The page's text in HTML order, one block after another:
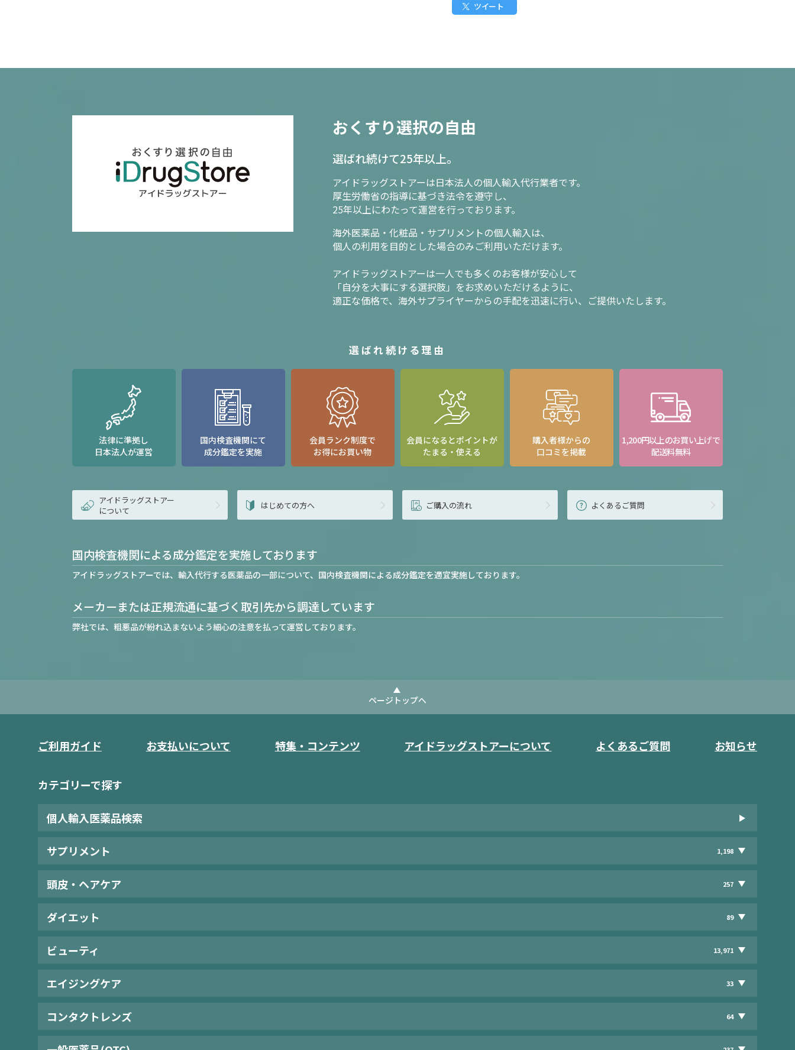
ツイート
おくすり選択の自由
選ばれ続けて25年以上。
アイドラッグストアーは日本法人の個人輸入代行業者です。
厚生労働省の指導に基づき法令を遵守し、
25年以上にわたって運営を行っております。
海外医薬品・化粧品・サプリメントの個人輸入は、
個人の利用を目的とした場合のみご利用いただけます。
アイドラッグストアーは一人でも多くのお客様が安心して
「自分を大事にする選択肢」をお求めいただけるように、
適正な価格で、海外サプライヤーからの手配を迅速に行い、ご提供いたします。
選ばれ続ける理由
法律に準拠し
日本法人が運営
国内検査機関にて
成分鑑定を実施
会員ランク制度で
お得にお買い物
会員になるとポイントが
たまる・使える
購入者様からの
口コミを掲載
1,200円以上のお買い上げで
配送料無料
アイドラッグストアー
について
はじめての方へ ご購入の流れ よくあるご質問
国内検査機関による成分鑑定を実施しております
アイドラッグストアーでは、輸入代行する医薬品の一部について、国内検査機関による成分鑑定を適宜実施しております。
メーカーまたは正規流通に基づく取引先から調達しています
弊社では、粗悪品が紛れ込まないよう細心の注意を払って運営しております。
ページトップへ
ご利用ガイド お支払いについて 特集・コンテンツ アイドラッグストアーについて よくあるご質問 お知らせ
カテゴリーで探す
個人輸入医薬品検索
サプリメント 1,198
頭皮・ヘアケア 257
ダイエット 89
ビューティ 13,971
エイジングケア 33
コンタクトレンズ 64